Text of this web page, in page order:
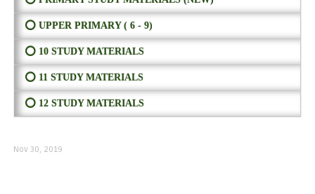
⭕ UPPER PRIMARY ( 6 - 9)
⭕ 10 STUDY MATERIALS
⭕ 11 STUDY MATERIALS
⭕ 12 STUDY MATERIALS
Nov 30, 2019